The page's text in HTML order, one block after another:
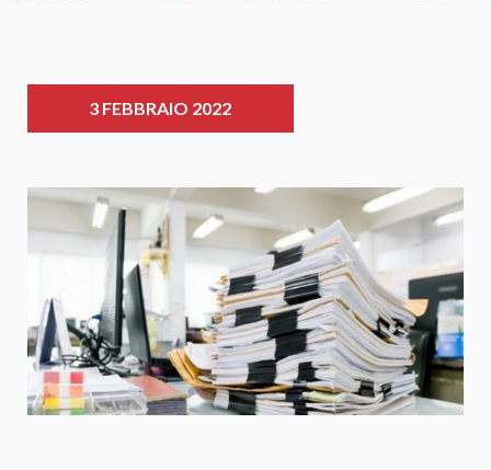
3 FEBBRAIO 2022